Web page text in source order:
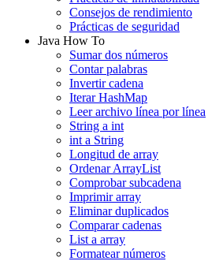
Consejos de rendimiento
Prácticas de seguridad
Java How To
Sumar dos números
Contar palabras
Invertir cadena
Iterar HashMap
Leer archivo línea por línea
String a int
int a String
Longitud de array
Ordenar ArrayList
Comprobar subcadena
Imprimir array
Eliminar duplicados
Comparar cadenas
List a array
Formatear números